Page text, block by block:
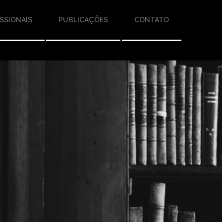
PUBLICAÇÕES CONTATO